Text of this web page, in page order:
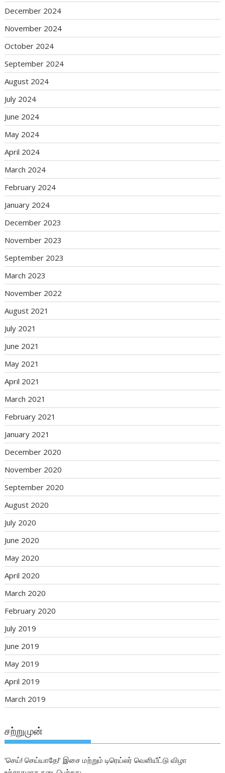
December 2024
November 2024
October 2024
September 2024
August 2024
July 2024
June 2024
May 2024
April 2024
March 2024
February 2024
January 2024
December 2023
November 2023
September 2023
March 2023
November 2022
August 2021
July 2021
June 2021
May 2021
April 2021
March 2021
February 2021
January 2021
December 2020
November 2020
September 2020
August 2020
July 2020
June 2020
May 2020
April 2020
March 2020
February 2020
July 2019
June 2019
May 2019
April 2019
March 2019
சற்றுமுன்
‘செய்! செய்யாதே!’ இசை மற்றும் டிரெய்லர் வெளியீட்டு விழா